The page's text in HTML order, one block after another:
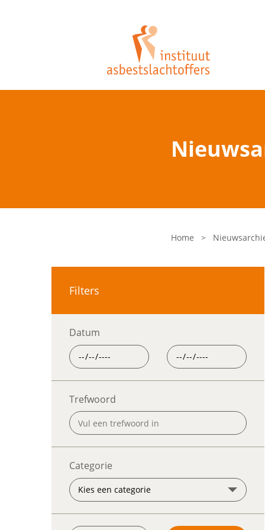
Home >
Filters
Datum
Trefwoord
Categorie